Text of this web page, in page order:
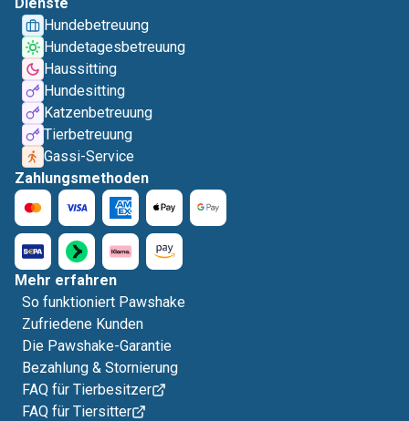
Hundebetreuung
Hundetagesbetreuung
Haussitting
Hundesitting
Katzenbetreuung
Tierbetreuung
Gassi-Service
Zahlungsmethoden
Mehr erfahren
So funktioniert Pawshake
Zufriedene Kunden
Die Pawshake-Garantie
Bezahlung & Stornierung
FAQ für Tierbesitzer
FAQ für Tiersitter